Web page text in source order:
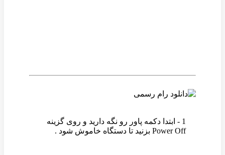
1 - ابتدا دکمه پاور رو نگه دارید و روی گزینه
Power Off بزنید تا دستگاه خاموش شود .